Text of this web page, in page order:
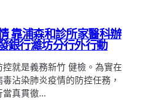
靠浦森和診所家醫科辦
銀行濰坊分行外行動
就是義務新竹 健檢。為實在
沾染肺炎疫情的防控任務，
當真貫徹…